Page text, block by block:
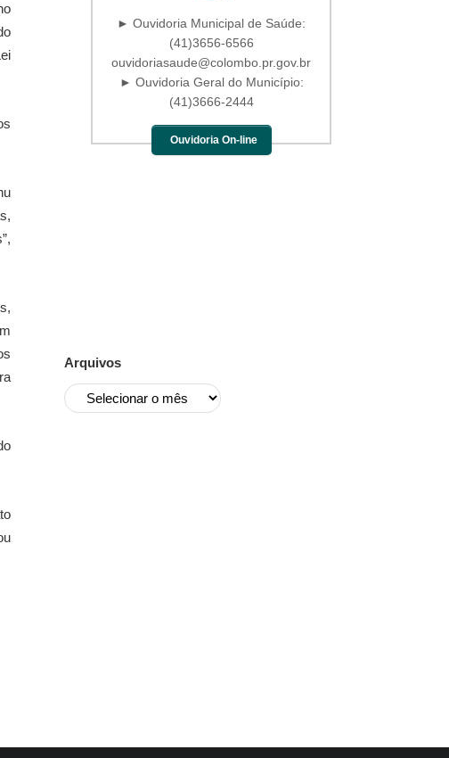
► Ouvidoria Municipal de Saúde:
(41)3656-6566
ouvidoriasaude@colombo.pr.gov.br
► Ouvidoria Geral do Município:
(41)3666-2444
Ouvidoria On-line
Arquivos